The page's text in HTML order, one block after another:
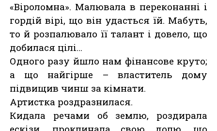
«Віроломна». Малювала в переконанні і
гордій вірі, що він удасться їй. Мабуть,
то й розпалювало її талант і довело, що
добилася цілі…
Одного разу йшло нам фінансове круто;
а що найгірше – властитель дому
підвищив чинш за кімнати.
Артистка роздразнилася.
Кидала речами об землю, роздирала